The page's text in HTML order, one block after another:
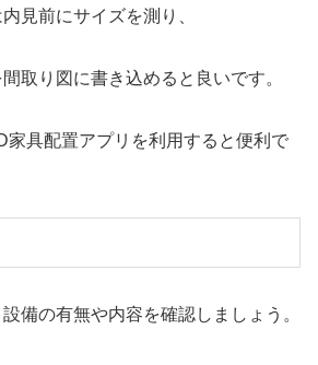
見前にサイズを測り、
取り図に書き込めると良いです。
家具配置アプリを利用すると便利で
備の有無や内容を確認しましょう。